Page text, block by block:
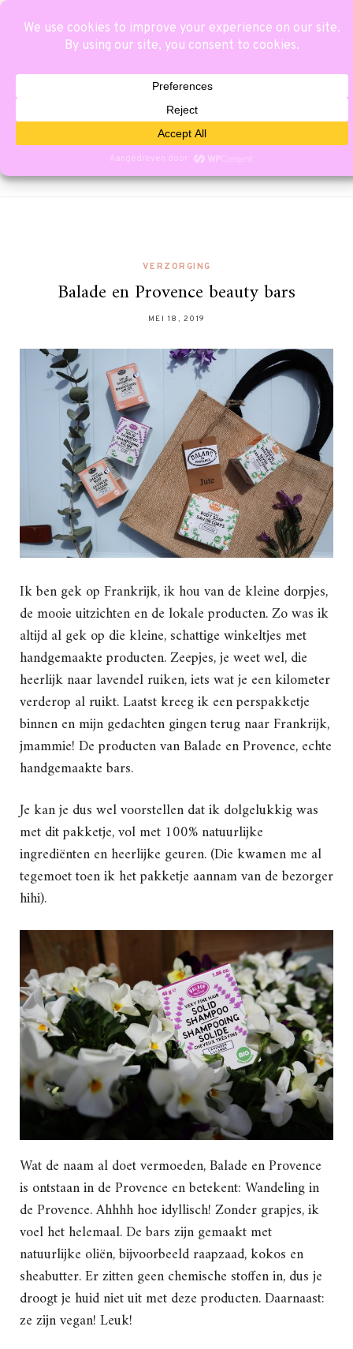
VERZORGING
Balade en Provence beauty bars
MEI 18, 2019
Ik ben gek op Frankrijk, ik hou van de kleine dorpjes,
de mooie uitzichten en de lokale producten. Zo was ik
altijd al gek op die kleine, schattige winkeltjes met
handgemaakte producten. Zeepjes, je weet wel, die
heerlijk naar lavendel ruiken, iets wat je een kilometer
verderop al ruikt. Laatst kreeg ik een perspakketje
binnen en mijn gedachten gingen terug naar Frankrijk,
jmammie! De producten van Balade en Provence, echte
handgemaakte bars.
Je kan je dus wel voorstellen dat ik dolgelukkig was
met dit pakketje, vol met 100% natuurlijke
ingrediënten en heerlijke geuren. (Die kwamen me al
tegemoet toen ik het pakketje aannam van de bezorger
hihi).
Wat de naam al doet vermoeden, Balade en Provence
is ontstaan in de Provence en betekent: Wandeling in
de Provence. Ahhhh hoe idyllisch! Zonder grapjes, ik
voel het helemaal. De bars zijn gemaakt met
natuurlijke oliën, bijvoorbeeld raapzaad, kokos en
sheabutter. Er zitten geen chemische stoffen in, dus je
droogt je huid niet uit met deze producten. Daarnaast:
ze zijn vegan! Leuk!